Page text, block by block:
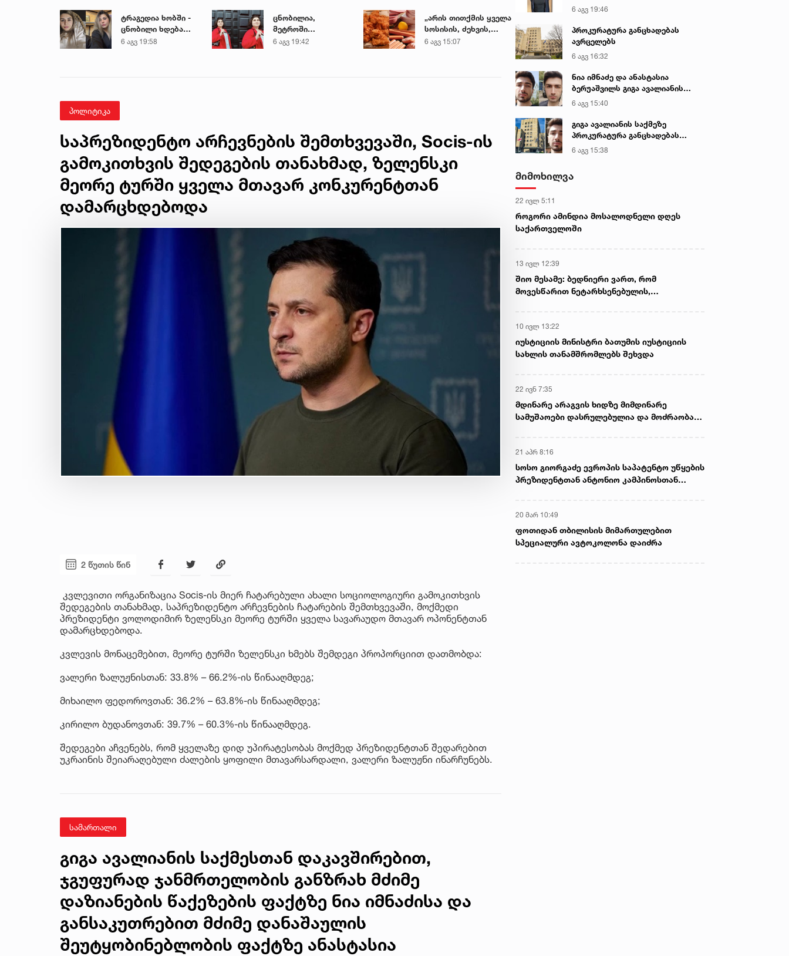
ტრაგედია ხობში -
ცნობილი ხდება
დაღუპული დედა-
6 აგვ 19:58
ცნობილია,
მეტროში
გარდაცვლილი 21
6 აგვ 19:42
„არის თითქმის ყველა
სოსისის, ძეხვის,
ქათმის „ნაგეთსებსა“
ნახევარფაბრიკატებში“
6 აგვ 15:07
პოლიტიკა
საპრეზიდენტო არჩევნების შემთხვევაში, Socis-ის
გამოკითხვის შედეგების თანახმად, ზელენსკი
მეორე ტურში ყველა მთავარ კონკურენტთან
დამარცხდებოდა
2 წუთის წინ
კვლევითი ორგანიზაცია Socis-ის მიერ ჩატარებული ახალი სოციოლოგიური გამოკითხვის
შედეგების თანახმად, საპრეზიდენტო არჩევნების ჩატარების შემთხვევაში, მოქმედი
პრეზიდენტი ვოლოდიმირ ზელენსკი მეორე ტურში ყველა სავარაუდო მთავარ ოპონენტთან
დამარცხდებოდა.
კვლევის მონაცემებით, მეორე ტურში ზელენსკი ხმებს შემდეგი პროპორციით დათმობდა:
ვალერი ზალუჟნისთან: 33.8% – 66.2%-ის წინააღმდეგ;
მიხაილო ფედოროვთან: 36.2% – 63.8%-ის წინააღმდეგ;
კირილო ბუდანოვთან: 39.7% – 60.3%-ის წინააღმდეგ.
შედეგები აჩვენებს, რომ ყველაზე დიდ უპირატესობას მოქმედ პრეზიდენტთან შედარებით
უკრაინის შეიარაღებული ძალების ყოფილი მთავარსარდალი, ვალერი ზალუჟნი ინარჩუნებს.
სამართალი
გიგა ავალიანის საქმესთან დაკავშირებით,
ჯგუფურად ჯანმრთელობის განზრახ მძიმე
დაზიანების წაქეზების ფაქტზე ნია იმნაძისა და
განსაკუთრებით მძიმე დანაშაულის
შეუტყობინებლობის ფაქტზე ანასტასია
განმავლობაში ეძებდნენ
6 აგვ 19:46
პროკურატურა განცხადებას
ავრცელებს
6 აგვ 16:32
ნია იმნაძე და ანასტასია
ბერუაშვილს გიგა ავალიანის
საქმეზე ბრალი წარედგინათ
6 აგვ 15:40
გიგა ავალიანის საქმეზე
პროკურატურა განცხადებას
ავრცელებს
6 აგვ 15:38
მიმოხილვა
22 ივლ 5:11
როგორი ამინდია მოსალოდნელი დღეს
საქართველოში
13 ივლ 12:39
შიო მესამე: ბედნიერი ვართ, რომ
მოვესწარით ნეტარხსენებულის,
10 ივლ 13:22
იუსტიციის მინისტრი ბათუმის იუსტიციის
სახლის თანამშრომლებს შეხვდა
22 ივნ 7:35
მდინარე არაგვის ხიდზე მიმდინარე
სამუშაოები დასრულებულია და მოძრაობა
21 აპრ 8:16
სოსო გიორგაძე ევროპის საპატენტო უწყების
პრეზიდენტთან ანტონიო კამპინოსთან
20 მარ 10:49
ფოთიდან თბილისის მიმართულებით
სპეციალური ავტოკოლონა დაიძრა